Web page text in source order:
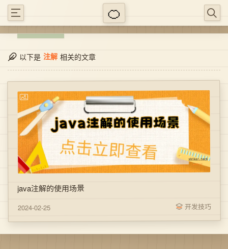
以下是 注解 相关的文章
java注解的使用场景
2024-02-25 开发技巧